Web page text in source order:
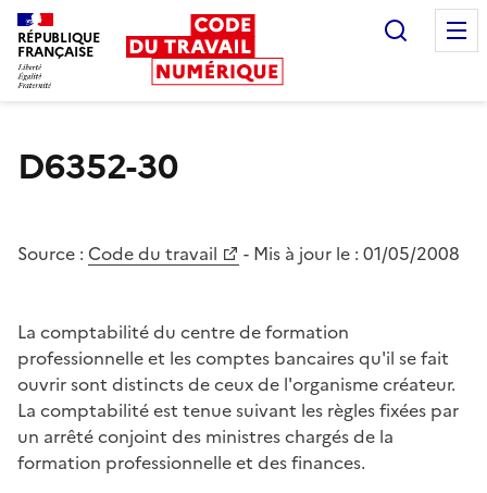
RÉPUBLIQUE
FRANÇAISE
D6352-30
Source : Code du travail - Mis à jour le : 01/05/2008
La comptabilité du centre de formation
professionnelle et les comptes bancaires qu'il se fait
ouvrir sont distincts de ceux de l'organisme créateur.
La comptabilité est tenue suivant les règles fixées par
un arrêté conjoint des ministres chargés de la
formation professionnelle et des finances.